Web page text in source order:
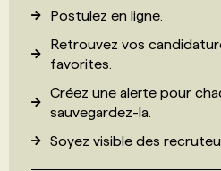
Postulez en ligne.
Retrouvez vos
favorites.
Créez une alerte pour
sauvegardez-la.
Soyez visible des